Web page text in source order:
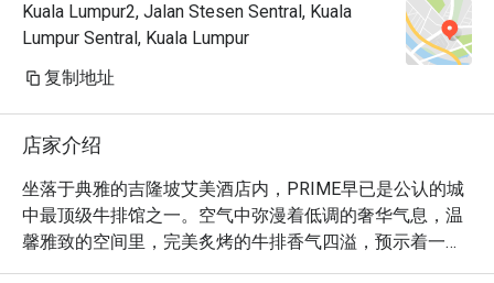
Kuala Lumpur2, Jalan Stesen Sentral, Kuala
Lumpur Sentral, Kuala Lumpur
复制地址
店家介绍
坐落于典雅的吉隆坡艾美酒店内，PRIME早已是公认的城
中最顶级牛排馆之一。空气中弥漫着低调的奢华气息，温
馨雅致的空间里，完美炙烤的牛排香气四溢，预示着一场
难忘的味蕾飨宴。无数饕客慕名而来，在此庆祝生命中每